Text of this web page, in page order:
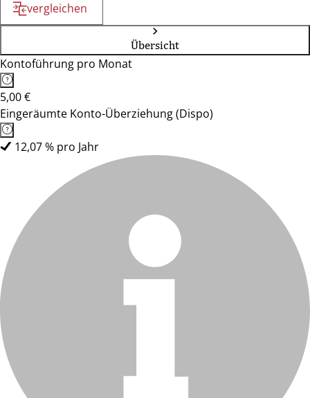
vergleichen
Übersicht
Kontoführung pro Monat
5,00 €
Eingeräumte Konto-Überziehung (Dispo)
12,07 % pro Jahr